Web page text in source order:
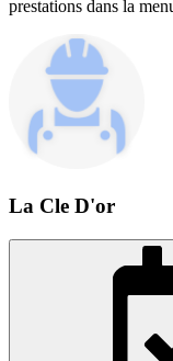
prestations dans la
La Cle D'or